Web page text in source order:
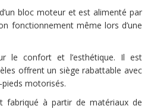
bloc moteur et est alimenté par
fonctionnement même lors d’une
le confort et l’esthétique. Il est
offrent un siège rabattable avec
motorisés.
fabriqué à partir de matériaux de